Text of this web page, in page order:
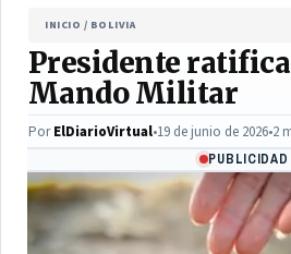
INICIO / BOLIVIA
Presidente
Mando Militar
PorElDiarioVirtual•19 de junio de 2026•2
PUBLICIDAD